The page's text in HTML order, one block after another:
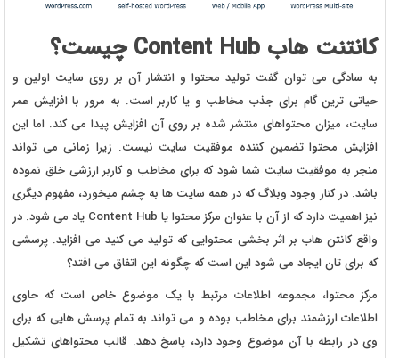
کانتنت هاب Content Hub چیست؟
به سادگی می توان گفت تولید محتوا و انتشار آن بر روی سایت اولین و
حیاتی ترین گام برای جذب مخاطب و یا کاربر است. به مرور با افزایش عمر
سایت، میزان محتواهای منتشر شده بر روی آن افزایش پیدا می کند. اما این
افزایش محتوا تضمین کننده موفقیت سایت نیست. زیرا زمانی می تواند
منجر به موفقیت سایت شما شود که برای مخاطب و کاربر ارزشی خلق نموده
باشد. در کنار وجود وبلاگ که در همه سایت ها به چشم میخورد، مفهوم دیگری
نیز اهمیت دارد که از آن با عنوان مرکز محتوا یا Content Hub یاد می شود. در
واقع کانتن هاب بر اثر بخشی محتوایی که تولید می کنید می افزاید. پرسشی
که برای تان ایجاد می شود این است که چگونه این اتفاق می افتد؟
مرکز محتوا، مجموعه اطلاعات مرتبط با یک موضوع خاص است که حاوی
اطلاعات ارزشمند برای مخاطب بوده و می تواند به تمام پرسش هایی که برای
وی در رابطه با آن موضوع وجود دارد، پاسخ دهد. قالب محتواهای تشکیل